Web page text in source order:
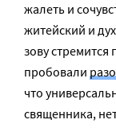
жалеть и
житейский и
зову
пробовали
что
священника,